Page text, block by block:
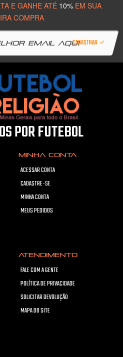
E GANHE ATÉ 10%EM SUA
COMPRA
CADASTRAR
POR FUTEBOL
MINHA CONTA
ACESSAR CONTA
CADASTRE-SE
MINHA CONTA
MEUS PEDIDOS
ATENDIMENTO
FALE COM A GENTE
POLÍTICA DE PRIVACIDADE
SOLICITAR DEVOLUÇÃO
MAPA DO SITE